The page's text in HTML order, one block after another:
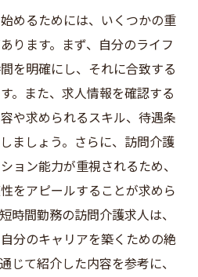
しい働き方を提案する求人
ぶ訪問介護求人の新しい形
問介護求人を活用する新し
ル
短時間勤務の新スタイルを
介護求人がもたらす働き方
めるためには、いくつかの重
ります。まず、自分のライフ
を明確にし、それに合致する
。また、求人情報を確認する
や求められるスキル、待遇条
ましょう。さらに、訪問介護
ョン能力が重視されるため、
をアピールすることが求めら
時間勤務の訪問介護求人は、
分のキャリアを築くための絶
じて紹介した内容を参考に、